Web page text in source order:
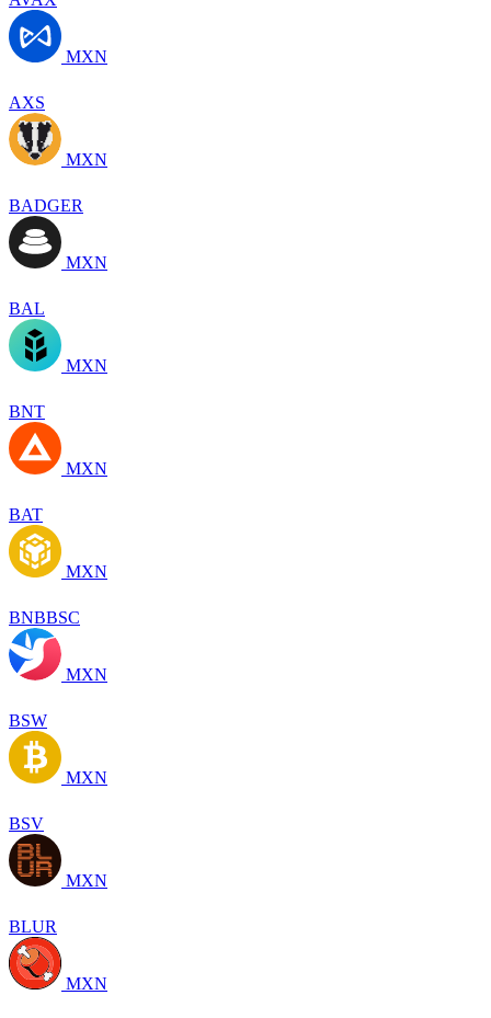
MXN
AXS
MXN
BADGER
MXN
BAL
MXN
BNT
MXN
BAT
MXN
BNBBSC
MXN
BSW
MXN
BSV
MXN
BLUR
MXN